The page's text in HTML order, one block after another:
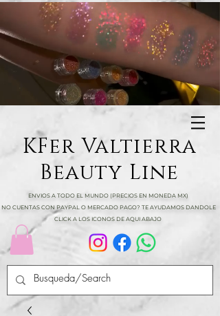
KFer Valtierra
Beauty Line
ENVIOS A TODO EL MUNDO (PRECIOS EN MONEDA MX)
NO CUENTAS CON PAYPAL O MERCADO PAGO? TE AYUDAMOS DANDOLE
CLICK A LOS ICONOS DE AQUI ABAJO